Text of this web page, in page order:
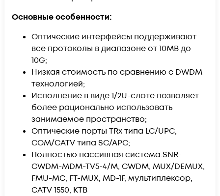
Основные особенности:
Оптические интерфейсы поддерживают
все протоколы в диапазоне от 10MB до
10G;
Низкая стоимость по сравнению с DWDM
технологией;
Исполнение в виде 1/2U-слоте позволяет
более рационально использовать
занимаемое пространство;
Оптические порты TRx типа LC/UPC,
COM/CATV типа SC/APC;
Полностью пассивная система.SNR-
CWDM-MDM-TV5-4/M, CWDM, MUX/DEMUX,
FMU-MC, FT-MUX, MD-1F, мультиплексор,
CATV 1550, КТВ